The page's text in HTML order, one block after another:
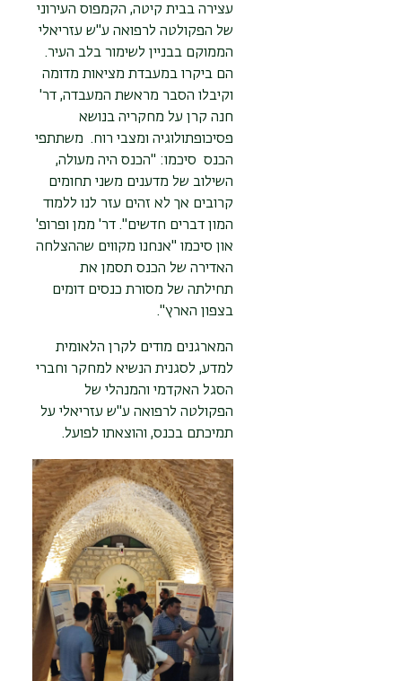
עצירה בבית קיטה, הקמפוס העירוני
של הפקולטה לרפואה ע"ש עזריאלי
הממוקם בבניין לשימור בלב העיר.
הם ביקרו במעבדת מציאות מדומה
וקיבלו הסבר מראשת המעבדה, דר'
חנה קרן על מחקריה בנושא
פסיכופתולוגיה ומצבי רוח. משתתפי
הכנס סיכמו: "הכנס היה מעולה,
השילוב של מדענים משני תחומים
קרובים אך לא זהים עזר לנו ללמוד
המון דברים חדשים". דר' ממן ופרופ'
און סיכמו "אנחנו מקווים שההצלחה
האדירה של הכנס תסמן את
תחילתה של מסורת כנסים דומים
בצפון הארץ".
המארגנים מודים לקרן הלאומית
למדע, לסגנית הנשיא למחקר וחברי
הסגל האקדמי והמנהלי של
הפקולטה לרפואה ע"ש עזריאלי על
תמיכתם בכנס, והוצאתו לפועל.